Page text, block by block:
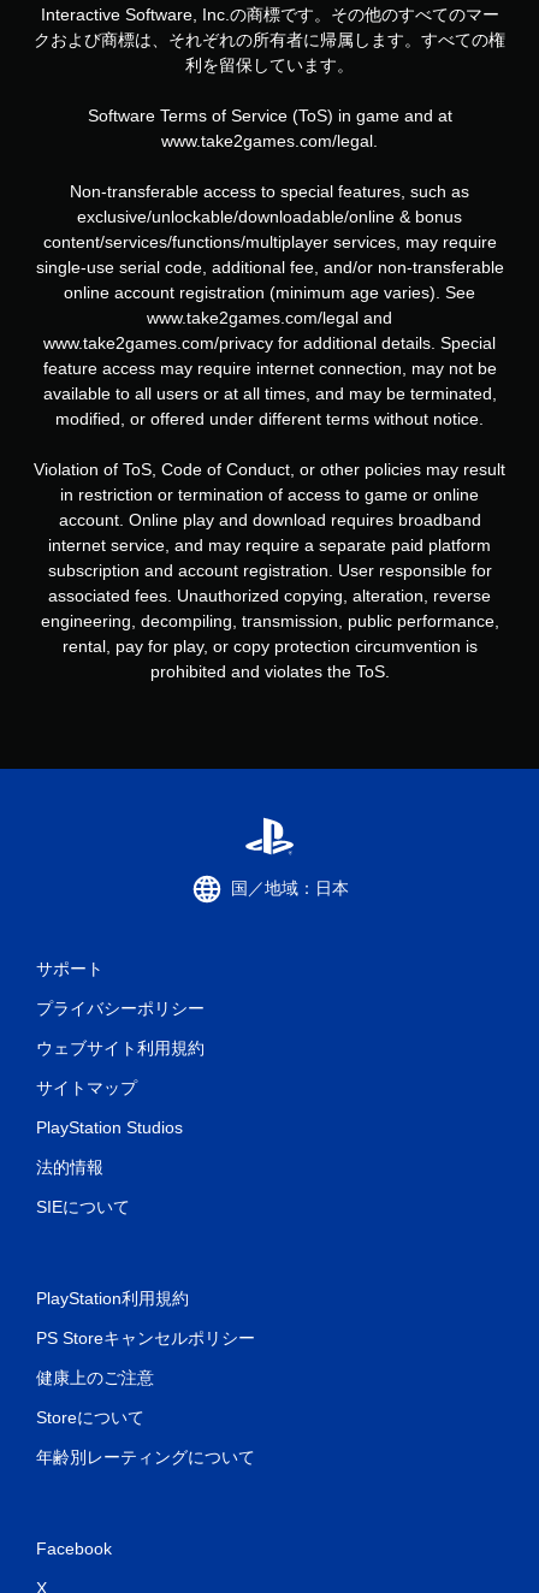
Interactive Software, Inc.の商標です。その他のすべてのマー
クおよび商標は、それぞれの所有者に帰属します。すべての権
利を留保しています。
Software Terms of Service (ToS) in game and at
www.take2games.com/legal.
Non-transferable access to special features, such as
exclusive/unlockable/downloadable/online & bonus
content/services/functions/multiplayer services, may require
single-use serial code, additional fee, and/or non-transferable
online account registration (minimum age varies). See
www.take2games.com/legal and
www.take2games.com/privacy for additional details. Special
feature access may require internet connection, may not be
available to all users or at all times, and may be terminated,
modified, or offered under different terms without notice.
Violation of ToS, Code of Conduct, or other policies may result
in restriction or termination of access to game or online
account. Online play and download requires broadband
internet service, and may require a separate paid platform
subscription and account registration. User responsible for
associated fees. Unauthorized copying, alteration, reverse
engineering, decompiling, transmission, public performance,
rental, pay for play, or copy protection circumvention is
prohibited and violates the ToS.
国／地域：日本
サポート
プライバシーポリシー
ウェブサイト利用規約
サイトマップ
PlayStation Studios
法的情報
SIEについて
PlayStation利用規約
PS Storeキャンセルポリシー
健康上のご注意
Storeについて
年齢別レーティングについて
Facebook
X